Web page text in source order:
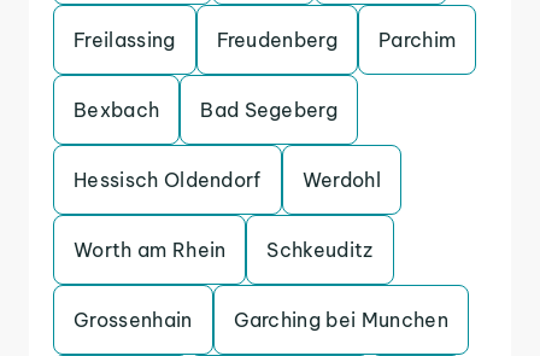
Freilassing Freudenberg Parchim
Bexbach Bad Segeberg
Hessisch Oldendorf Werdohl
Worth am Rhein Schkeuditz
Grossenhain Garching bei Munchen